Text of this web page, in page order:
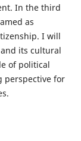
In the third
as
I will
its cultural
of political
perspective for